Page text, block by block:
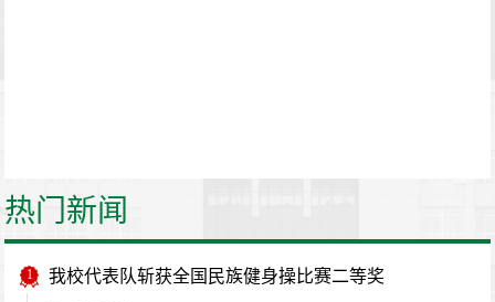
热门新闻
1 我校代表队斩获全国民族健身操比赛二等奖